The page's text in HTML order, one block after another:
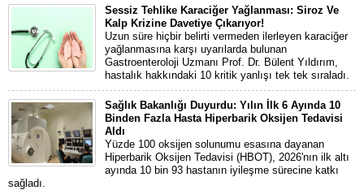
Sessiz Tehlike Karaciğer Yağlanması: Siroz Ve
Kalp Krizine Davetiye Çıkarıyor!
Uzun süre hiçbir belirti vermeden ilerleyen karaciğer
yağlanmasına karşı uyarılarda bulunan
Gastroenteroloji Uzmanı Prof. Dr. Bülent Yıldırım,
hastalık hakkındaki 10 kritik yanlışı tek tek sıraladı.
Sağlık Bakanlığı Duyurdu: Yılın İlk 6 Ayında 10
Binden Fazla Hasta Hiperbarik Oksijen Tedavisi
Aldı
Yüzde 100 oksijen solunumu esasına dayanan
Hiperbarik Oksijen Tedavisi (HBOT), 2026'nın ilk altı
ayında 10 bin 93 hastanın iyileşme sürecine katkı
sağladı.